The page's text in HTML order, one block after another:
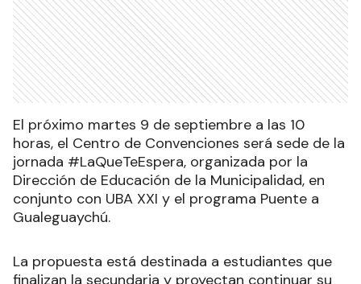
El próximo martes 9 de septiembre a las 10
horas, el Centro de Convenciones será sede de la
jornada #LaQueTeEspera, organizada por la
Dirección de Educación de la Municipalidad, en
conjunto con UBA XXI y el programa Puente a
Gualeguaychú.
La propuesta está destinada a estudiantes que